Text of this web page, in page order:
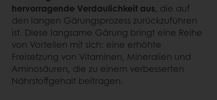
hervorragende Verdaulichkeit aus, die auf
den langen Gärungsprozess zurückzuführen
ist. Diese langsame Gärung bringt eine Reihe
von Vorteilen mit sich: eine erhöhte
Freisetzung von Vitaminen, Mineralien und
Aminosäuren, die zu einem verbesserten
Nährstoffgehalt beitragen.